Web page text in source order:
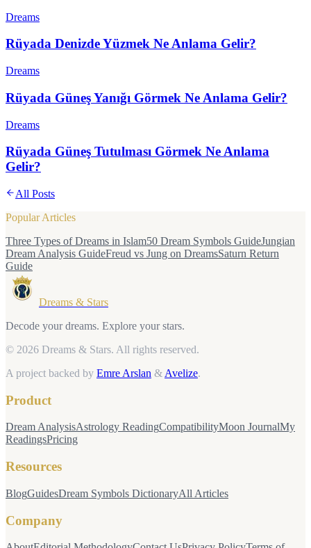
Dreams
Rüyada Denizde Yüzmek Ne Anlama Gelir?
Dreams
Rüyada Güneş Yanığı Görmek Ne Anlama Gelir?
Dreams
Rüyada Güneş Tutulması Görmek Ne Anlama
Gelir?
All Posts
Popular Articles
Three Types of Dreams in Islam50 Dream Symbols GuideJungian
Dream Analysis GuideFreud vs Jung on DreamsSaturn Return
Guide
Dreams & Stars
Decode your dreams. Explore your stars.
© 2026 Dreams & Stars. All rights reserved.
A project backed by Emre Arslan & Avelize.
Product
Dream AnalysisAstrology ReadingCompatibilityMoon JournalMy
ReadingsPricing
Resources
BlogGuidesDream Symbols DictionaryAll Articles
Company